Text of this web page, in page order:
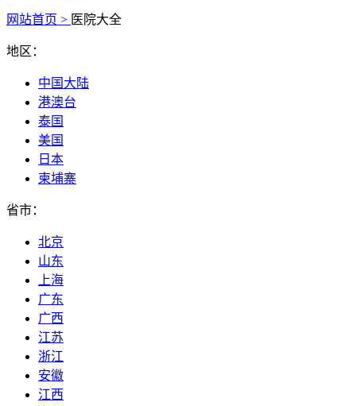
网站首页 > 医院大全
地区：
中国大陆
港澳台
泰国
美国
日本
柬埔寨
省市：
北京
山东
上海
广东
广西
江苏
浙江
安徽
江西